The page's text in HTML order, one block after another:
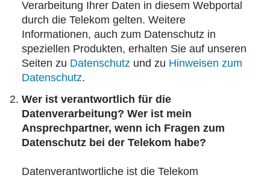
Verarbeitung Ihrer Daten in diesem Webportal
durch die Telekom gelten. Weitere
Informationen, auch zum Datenschutz in
speziellen Produkten, erhalten Sie auf unseren
Seiten zu Datenschutz und zu Hinweisen zum
Datenschutz.
Wer ist verantwortlich für die
Datenverarbeitung? Wer ist mein
Ansprechpartner, wenn ich Fragen zum
Datenschutz bei der Telekom habe?
Datenverantwortliche ist die Telekom